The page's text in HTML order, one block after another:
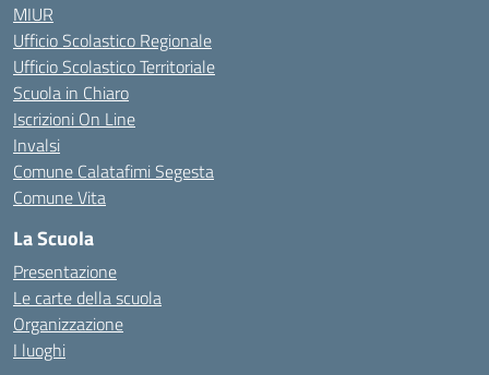
MIUR
Ufficio Scolastico Regionale
Ufficio Scolastico Territoriale
Scuola in Chiaro
Iscrizioni On Line
Invalsi
Comune Calatafimi Segesta
Comune Vita
La Scuola
Presentazione
Le carte della scuola
Organizzazione
I luoghi